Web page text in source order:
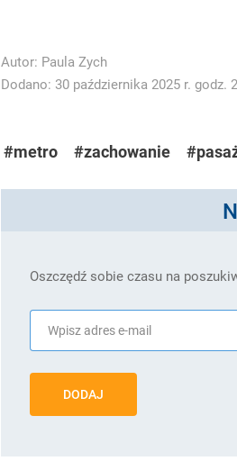
Autor: Paula Zych
Dodano: 30 października 2025 r. godz.
#metro #zachowanie
Oszczędź sobie czasu na
DODAJ